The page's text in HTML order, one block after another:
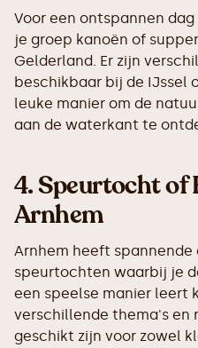
Voor een ontspannen
je groep kanoën of
Gelderland. Er zijn
beschikbaar bij de IJssel
leuke manier om de
aan de waterkant te
4.Speurtocht of
Arnhem
Arnhem heeft
speurtochten waarbij je
een speelse manier leert
verschillende thema's en
geschikt zijn voor zowel